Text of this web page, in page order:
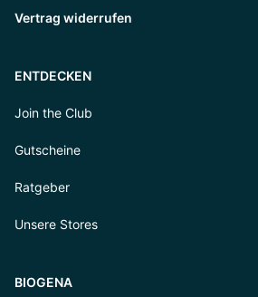
Vertrag widerrufen
ENTDECKEN
Join the Club
Gutscheine
Ratgeber
Unsere Stores
BIOGENA